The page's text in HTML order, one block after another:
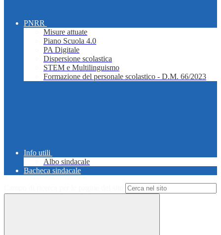
PNRR
Misure attuate
Piano Scuola 4.0
PA Digitale
Dispersione scolastica
STEM e Multilinguismo
Formazione del personale scolastico - D.M. 66/2023
Info utili
Albo sindacale
Bacheca sindacale